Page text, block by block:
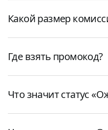
Какой размер
Где взять промокод?
Что значит статус